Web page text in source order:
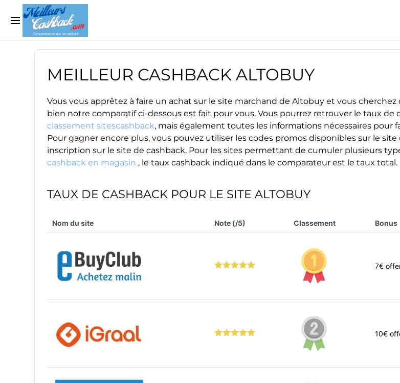
MEILLEUR CASHBACK ALTOBUY
Vous vous apprêtez à faire un achat sur le site marchand de Altobuy et vous cherchez
bien notre comparatif ci-dessous est fait pour vous. Vous pourrez retrouver le taux de
classement sitescashback, mais également toutes les informations nécessaires pour
Pour gagner encore plus, vous pouvez utiliser les codes promos disponibles sur le site
inscription sur le site de cashback. Pour les sites permettant de cumuler plusieurs
cashback en magasin , le taux cashback indiqué dans le comparateur est le taux total.
TAUX DE CASHBACK POUR LE SITE ALTOBUY
Nom du site Note (/5) Classement Bonus
7€
10€